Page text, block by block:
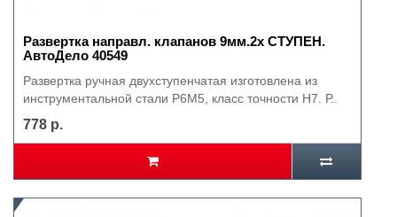
Развертка направл. клапанов 9мм.2х СТУПЕН.
АвтоДело 40549
Развертка ручная двухступенчатая изготовлена из
инструментальной стали P6M5, класс точности H7. Р..
778 р.